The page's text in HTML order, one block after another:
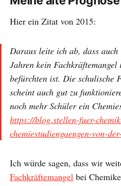
Hier ein Zitat von 2015:
Daraus leite ich ab, dass
Jahren kein
befürchten ist. Die schulische
scheint auch gut zu
noch mehr Schüler ein
https://blog.stellen-fuer-
chemiestudiengaengen-von-
Ich würde sagen, dass wir
Fachkräftemangel bei